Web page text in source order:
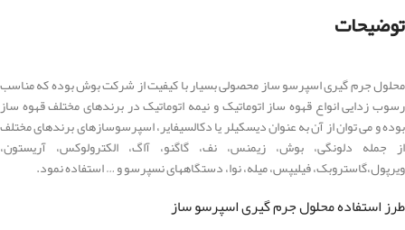
توضیحات
محلول جرم گیری اسپرسو ساز محصولی بسیار با کیفیت از شرکت بوش بوده که مناسب
رسوب زدایی انواع قهوه ساز اتوماتیک و نیمه اتوماتیک در برندهای مختلف قهوه ساز
بوده و می توان از آن به عنوان دیسکیلر یا دکالسیفایر، اسپرسوسازهای برندهای مختلف
از جمله دلونگی، بوش، زیمنس، نف، گاگنو، آاگ، الکترولوکس، آریستون،
ویرپول،گاستروبک، فیلیپس، میله، نوا، دستگاههای نسپرسو و … استفاده نمود.
طرز استفاده محلول جرم گیری اسپرسو ساز